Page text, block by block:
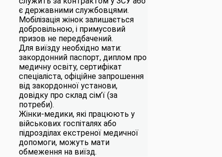
є державними службовцями.
Мобілізація жінок залишається
добровільною, і примусовий
призов не передбачений.​
Для виїзду необхідно мати:​
закордонний паспорт, диплом про
медичну освіту, сертифікат
спеціаліста, офіційне запрошення
від закордонної установи,
довідку про склад сім’ї (за
потреби)​.
Жінки-медики, які працюють у
військових госпіталях або
підрозділах екстреної медичної
допомоги, можуть мати
обмеження на виїзд.